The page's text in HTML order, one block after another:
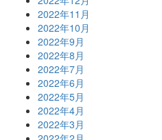
2022年11月
2022年10月
2022年9月
2022年8月
2022年7月
2022年6月
2022年5月
2022年4月
2022年3月